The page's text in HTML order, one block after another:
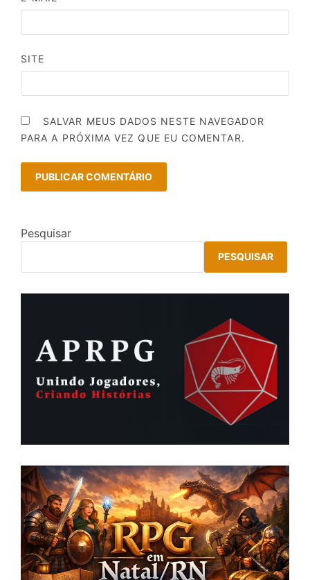
SITE
SALVAR MEUS DADOS NESTE NAVEGADOR
PARA A PRÓXIMA VEZ QUE EU COMENTAR.
Pesquisar
PESQUISAR